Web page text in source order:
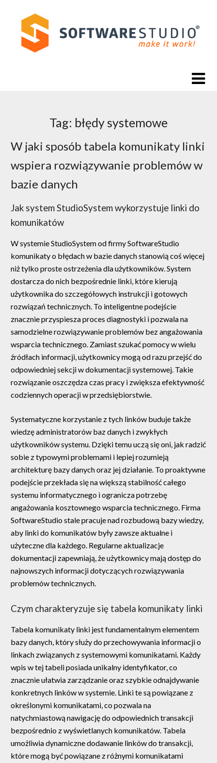
content
Tag: błędy systemowe
W jaki sposób tabela komunikaty linki
wspiera rozwiązywanie problemów w
bazie danych
Jak system StudioSystem wykorzystuje linki do
komunikatów
W systemie StudioSystem od firmy SoftwareStudio
komunikaty o błędach w bazie danych stanowią coś więcej
niż tylko proste ostrzeżenia dla użytkowników. System
dostarcza do nich bezpośrednie linki, które kierują
użytkownika do szczegółowych instrukcji i gotowych
rozwiązań technicznych. To inteligentne podejście
znacznie przyspiesza proces diagnostyki i pozwala na
samodzielne rozwiązywanie problemów bez angażowania
wsparcia technicznego. Zamiast szukać pomocy w wielu
źródłach informacji, użytkownicy mogą od razu przejść do
odpowiedniej sekcji w dokumentacji systemowej. Takie
rozwiązanie oszczędza czas pracy i zwiększa efektywność
codziennych operacji w przedsiębiorstwie.
Systematyczne korzystanie z tych linków buduje także
wiedzę administratorów baz danych i zwykłych
użytkowników systemu. Dzięki temu uczą się oni, jak radzić
sobie z typowymi problemami i lepiej rozumieją
architekturę bazy danych oraz jej działanie. To proaktywne
podejście przekłada się na większą stabilność całego
systemu informatycznego i ogranicza potrzebę
angażowania kosztownego wsparcia technicznego. Firma
SoftwareStudio stale pracuje nad rozbudową bazy wiedzy,
aby linki do komunikatów były zawsze aktualne i
użyteczne dla każdego. Regularne aktualizacje
dokumentacji zapewniają, że użytkownicy mają dostęp do
najnowszych informacji dotyczących rozwiązywania
problemów technicznych.
Czym charakteryzuje się tabela komunikaty linki
Tabela komunikaty linki jest fundamentalnym elementem
bazy danych, który służy do przechowywania informacji o
linkach związanych z systemowymi komunikatami. Każdy
wpis w tej tabeli posiada unikalny identyfikator, co
znacznie ułatwia zarządzanie oraz szybkie odnajdywanie
konkretnych linków w systemie. Linki te są powiązane z
określonymi komunikatami, co pozwala na
natychmiastową nawigację do odpowiednich transakcji
bezpośrednio z wyświetlanych komunikatów. Tabela
umożliwia dynamiczne dodawanie linków do transakcji,
które mogą być powiązane z różnymi komunikatami